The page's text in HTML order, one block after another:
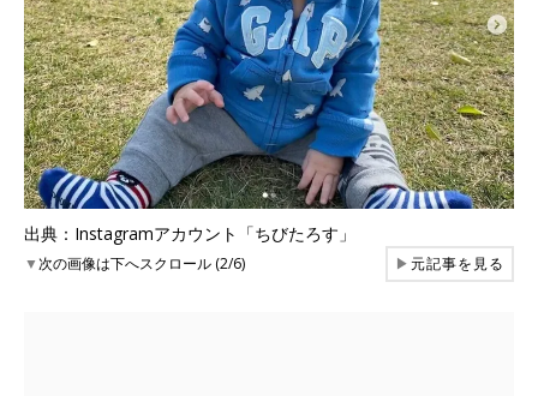
出典：Instagramアカウント「ちびたろす」
▼次の画像は下へスクロール (2/6) ▶元記事を見る